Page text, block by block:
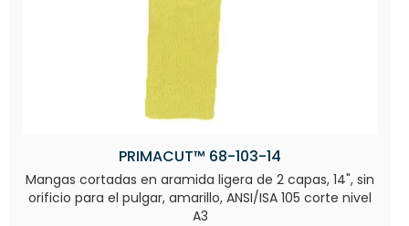
PRIMACUT™ 68-103-14
Mangas cortadas en aramida ligera de 2 capas, 14", sin
orificio para el pulgar, amarillo, ANSI/ISA 105 corte nivel
A3